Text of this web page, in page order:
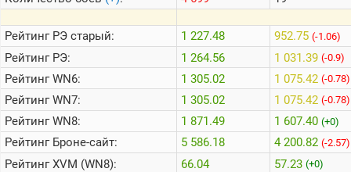
Теlegram
ВК
Портал
Мира
Танков
РейтингРЭ старый:
РейтингРЭ:
РейтингWN6:
РейтингWN7:
РейтингWN8:
РейтингБроне-сайт:
РейтингXVM (WN8):
1 227.48
1 264.56
1 305.02
1 305.02
1 871.49
5 586.18
66.04
952.75 (-1.06)
1 031.39 (-0.9)
1 075.42 (-0.78)
1 075.42 (-0.78)
1 607.40 (+0)
4 200.82 (-2.57)
57.23 (+0)